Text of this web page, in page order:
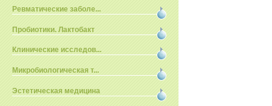
Ревматические заболе...
Пробиотики. Лактобакт
Клинические исследов...
Микробиологическая т...
Эстетическая медицина